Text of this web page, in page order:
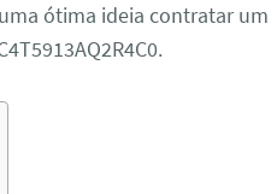
ótima ideia contratar um